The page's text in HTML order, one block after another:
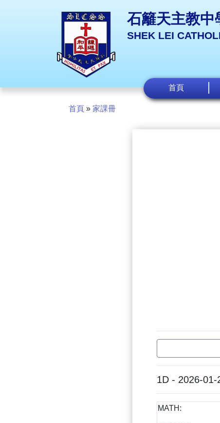
石籬天主教中
SHEK LEI
首頁
首頁 » 家課冊
1D - 2026-01-
MATH: